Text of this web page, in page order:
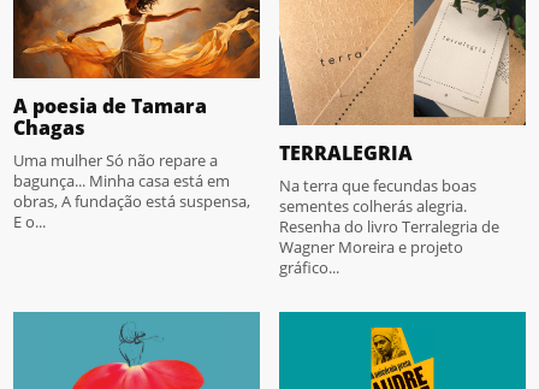
A poesia de Tamara
Chagas
Uma mulher Só não repare a
bagunça... Minha casa está em
obras, A fundação está suspensa,
E o...
TERRALEGRIA
Na terra que fecundas boas
sementes colherás alegria.
Resenha do livro Terralegria de
Wagner Moreira e projeto
gráfico...